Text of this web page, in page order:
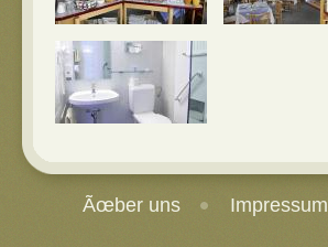
Ãœber uns Impressum